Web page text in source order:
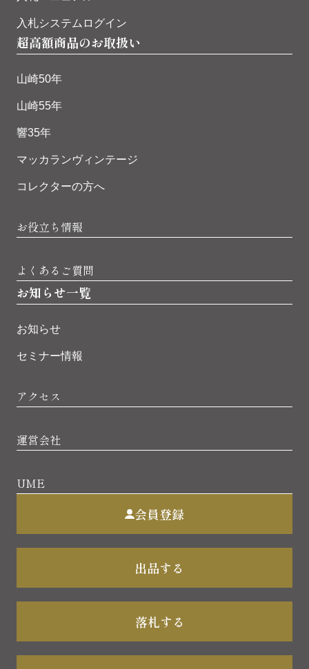
入札システムログイン
超高額商品のお取扱い
山崎50年
山崎55年
響35年
マッカランヴィンテージ
コレクターの方へ
お役立ち情報
よくあるご質問
お知らせ一覧
お知らせ
セミナー情報
アクセス
運営会社
UME
会員登録
出品する
落札する